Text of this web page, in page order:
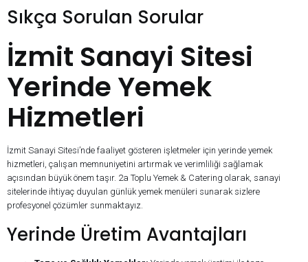
Sıkça Sorulan Sorular
İzmit Sanayi Sitesi
Yerinde Yemek
Hizmetleri
İzmit Sanayi Sitesi’nde faaliyet gösteren işletmeler için yerinde yemek
hizmetleri, çalışan memnuniyetini artırmak ve verimliliği sağlamak
açısından büyük önem taşır. 2a Toplu Yemek & Catering olarak, sanayi
sitelerinde ihtiyaç duyulan günlük yemek menüleri sunarak sizlere
profesyonel çözümler sunmaktayız.
Yerinde Üretim Avantajları